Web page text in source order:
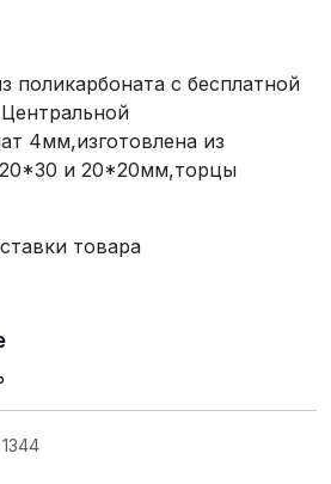
поликарбоната с бесплатной
4мм,изготовлена из
и 20*20мм,торцы
товара
1344